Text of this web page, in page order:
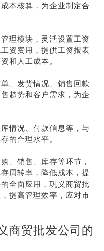
本核算，为企业制定合
理模块，灵活设置工资
资费用，提供工资报表
和人工成本。
、发货情况、销售回款
趋势和客户需求，为企
情况、付款信息等，与
的合理水平。
、销售、库存等环节，
周转率，降低成本，提
全面应用，巩义商贸批
提高管理效率，应对市
商贸批发公司的